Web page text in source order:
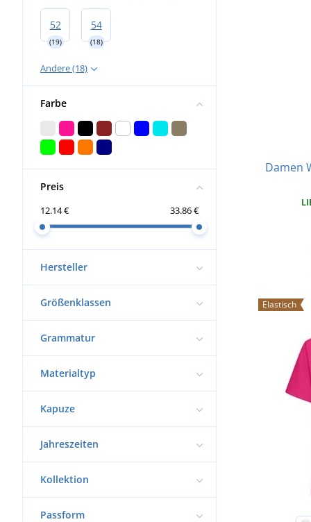
52
(19)
54
(18)
Andere (18)
Farbe
Preis
12.14 € 33.86 €
Hersteller
Größenklassen
Grammatur
Materialtyp
Kapuze
Jahreszeiten
Kollektion
Passform
Damen
Elastisch